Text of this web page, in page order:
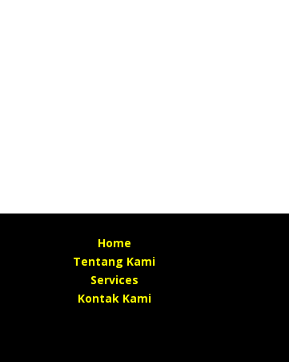
Home
Tentang Kami
Services
Kontak Kami